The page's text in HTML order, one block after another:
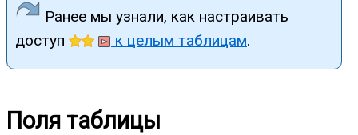
Ранее мы узнали, как настраивать
доступ
к целым таблицам.
Поля таблицы